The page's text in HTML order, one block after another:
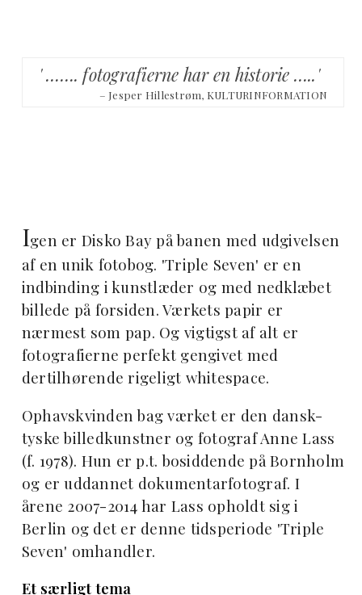
' ……. fotografierne har en historie …..'
– Jesper Hillestrøm, KULTURINFORMATION
Igen er Disko Bay på banen med udgivelsen
af en unik fotobog. 'Triple Seven' er en
indbinding i kunstlæder og med nedklæbet
billede på forsiden. Værkets papir er
nærmest som pap. Og vigtigst af alt er
fotografierne perfekt gengivet med
dertilhørende rigeligt whitespace.
Ophavskvinden bag værket er den dansk-
tyske billedkunstner og fotograf Anne Lass
(f. 1978). Hun er p.t. bosiddende på Bornholm
og er uddannet dokumentarfotograf. I
årene 2007-2014 har Lass opholdt sig i
Berlin og det er denne tidsperiode 'Triple
Seven' omhandler.
Et særligt tema